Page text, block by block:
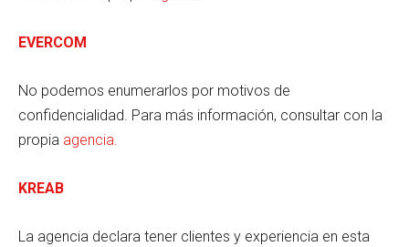
EVERCOM
No podemos enumerarlos por motivos de
confidencialidad. Para más información, consultar con la
propia agencia.
KREAB
La agencia declara tener clientes y experiencia en esta